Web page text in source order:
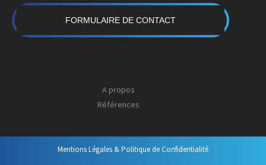
FORMULAIRE DE CONTACT
A propos
Références
Mentions Légales & Politique de Confidentialité